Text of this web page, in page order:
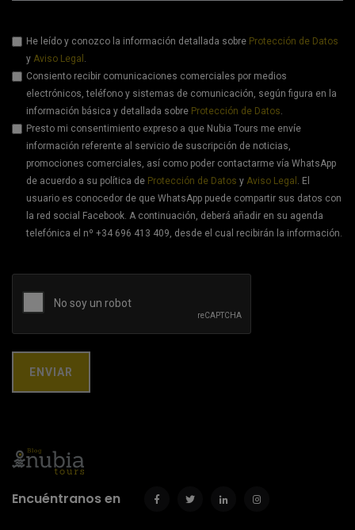
He leído y conozco la información detallada sobre Protección de Datos
y Aviso Legal
Consiento recibir comunicaciones comerciales por medios
electrónicos, teléfono y sistemas de comunicación, según figura en la
información básica y detallada sobre Protección de Datos
Presto mi consentimiento expreso a que Nubia Tours me envíe
información referente al servicio de suscripción de noticias,
promociones comerciales, así como poder contactarme vía WhatsApp
de acuerdo a su política de Protección de Datos y Aviso Legal
. El
usuario es conocedor de que WhatsApp puede compartir sus datos con
la red social Facebook. A continuación, deberá añadir en su agenda
telefónica el nº +34 696 413 409, desde el cual recibirán la información.
Encuéntranos en